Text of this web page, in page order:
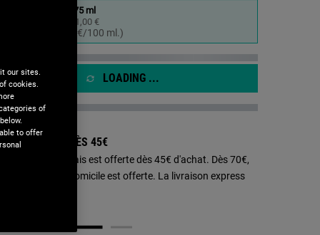
Sélectionné
75 ml
51,00 €
(68,00 €/100 ml.)
, 1 of 1
LOADING ...
OFFERTE DÈS 45€
en Point Relais est offerte dès 45€ d'achat. Dès 70€,
standard à domicile est offerte. La livraison express
our sites.
cookies.
of
to offer